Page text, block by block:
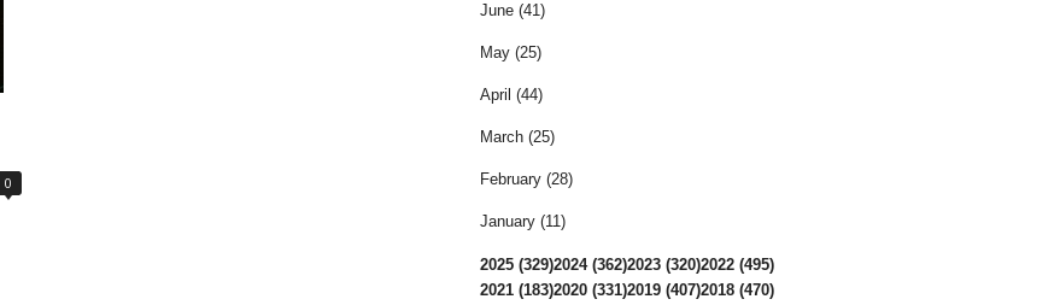
0
June (41)
May (25)
April (44)
March (25)
February (28)
January (11)
2025 (329)2024 (362)2023 (320)2022 (495)
2021 (183)2020 (331)2019 (407)2018 (470)